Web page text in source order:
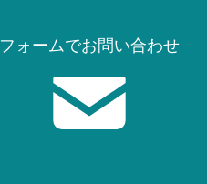
フォームでお問い合わせ